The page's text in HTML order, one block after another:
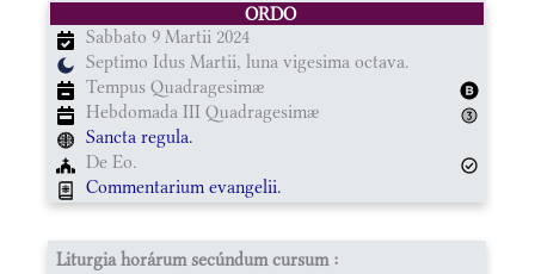
ORDO
Sabbato 9 Martii 2024
Septimo Idus Martii, luna vigesima octava.
Tempus Quadragesimæ
Hebdomada III Quadragesimæ
Sancta regula.
De Eo.
Commentarium evangelii.
Liturgia horárum secúndum cursum :